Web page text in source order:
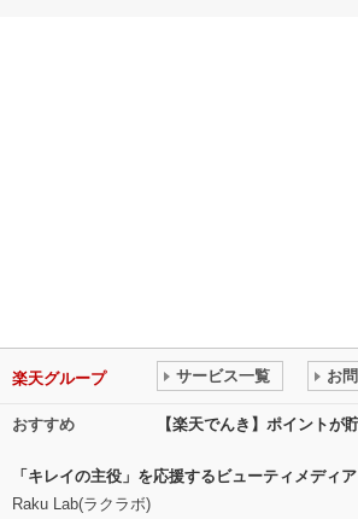
楽天グループ サービス一覧 お
おすすめ 【楽天でんき】ポイントが
「キレイの主役」を応援するビューティメディア
Raku Lab(ラクラボ)